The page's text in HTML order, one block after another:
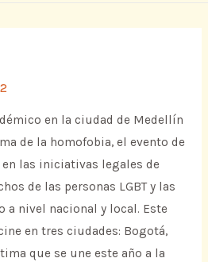
en la ciudad de Medellín
de la homofobia, el evento de
las iniciativas legales de
de las personas LGBT y las
a nivel nacional y local. Este
en tres ciudades: Bogotá,
que se une este año a la